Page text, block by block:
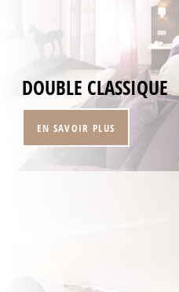
DOUBLE CLASSIQUE
EN SAVOIR PLUS